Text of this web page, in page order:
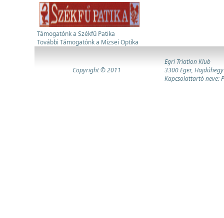
Támogatónk a Székfű Patika
További Támogatónk a Mizsei Optika
Copyright © 2011
Egri Triatlon Klub
3300 Eger,
Kapcsolattartó neve: